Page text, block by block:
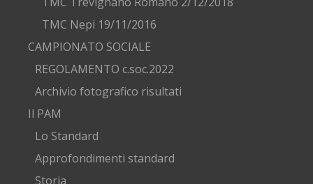
TMC Nepi 19/11/2016
CAMPIONATO SOCIALE
REGOLAMENTO c.soc.2022
Archivio fotografico risultati
Il PAM
Lo Standard
Approfondimenti standard
Storia